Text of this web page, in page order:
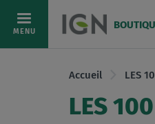
AllezMENU
Accueil LES
LES